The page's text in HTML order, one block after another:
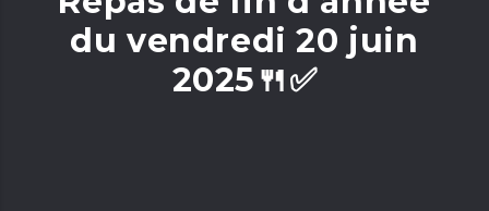
du vendredi 20 juin
2025🍴✅